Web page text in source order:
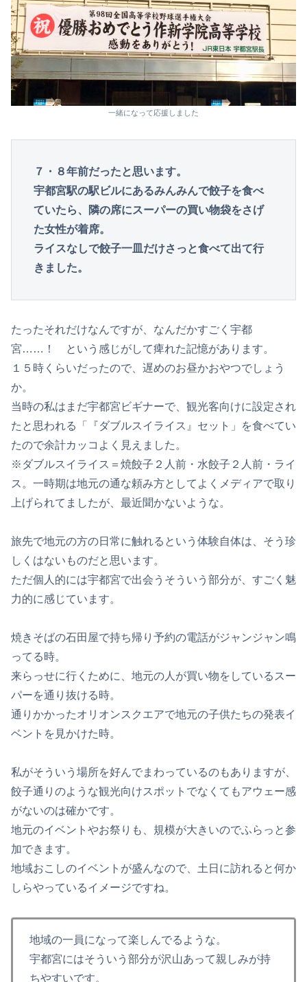
一緒になって応援しました
７・８年前だったと思います。
宇都宮駅の駅ビルにあるみんみんで餃子を食べ
ていたら、隣の席にスーパーの買い物袋をさげ
た女性が着席。
ライスなしで餃子一皿だけさっと食べて出て行
きました。
たったそれだけなんですが、なんだかすごく宇都
宮……！ という感じがして痺れた記憶があります。
１５時くらいだったので、遅めのお昼かおやつでしょう
か。
当時の私はまだ宇都宮ビギナーで、観光客向けに設定され
たと思われる「『ダブルスイライス』セット」を食べてい
たので余計カッコよく見えました。
※ダブルスイライス＝焼餃子２人前・水餃子２人前・ライ
ス。一時期は地元の通な頼み方としてよくメディアで取り
上げられてましたが、最近聞かないような。
旅先で地元の方の日常に触れるという体験自体は、そう珍
しくはないものだと思います。
ただ個人的には宇都宮で出会うそういう部分が、すごく魅
力的に感じています。
焼きそばの石田屋で持ち帰り予約の電話がジャンジャン鳴
ってる時。
来らっせに行くために、地元の人が買い物をしているスー
パーを通り抜ける時。
通りかかったオリオンスクエアで地元の子供たちの発表イ
ベントを見かけた時。
私がそういう場所を好んでまわっているのもありますが、
餃子通りのような観光向けスポットでなくてもアウェー感
がないのは確かです。
地元のイベントやお祭りも、規模が大きいのでふらっと参
加できます。
地域おこしのイベントが盛んなので、土日に訪れると何か
しらやっているイメージですね。
地域の一員になって楽しんでるような。
宇都宮にはそういう部分が沢山あって親しみが持
ちやすいです。